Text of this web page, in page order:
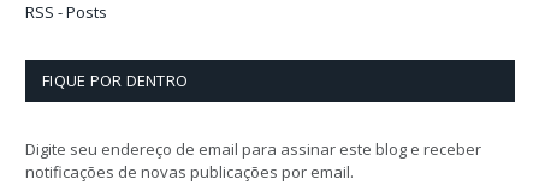
RSS - Posts
FIQUE POR DENTRO
Digite seu endereço de email para assinar este blog e receber
notificações de novas publicações por email.